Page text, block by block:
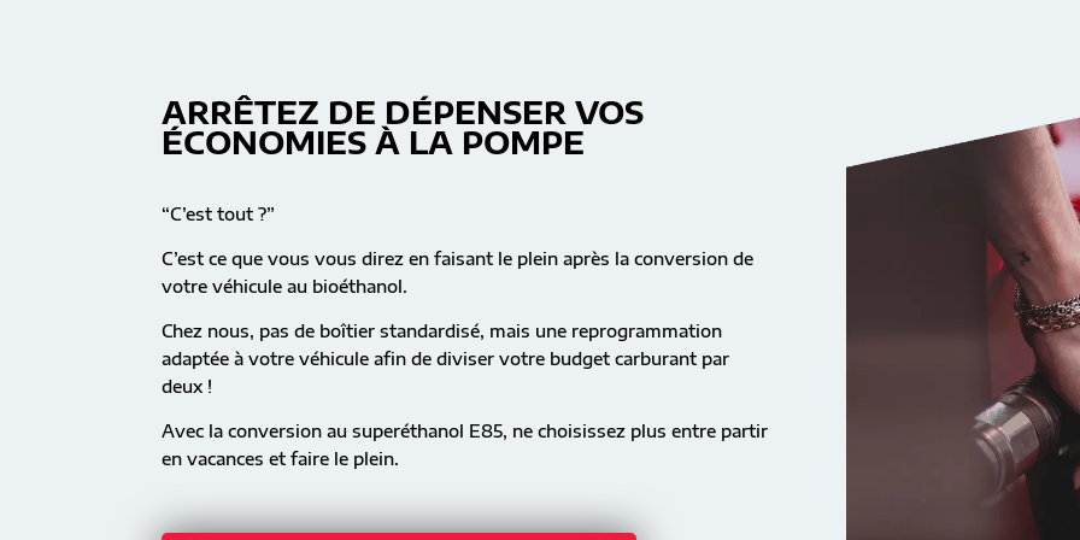
ARRÊTEZ DE DÉPENSER VOS
ÉCONOMIES À LA POMPE
“C’est tout ?”
C’est ce que vous vous direz en faisant le plein après la conversion de
votre véhicule au bioéthanol.
Chez nous, pas de boîtier standardisé, mais une reprogrammation
adaptée à votre véhicule afin de diviser votre budget carburant par
deux !
Avec la conversion au superéthanol E85, ne choisissez plus entre partir
en vacances et faire le plein.